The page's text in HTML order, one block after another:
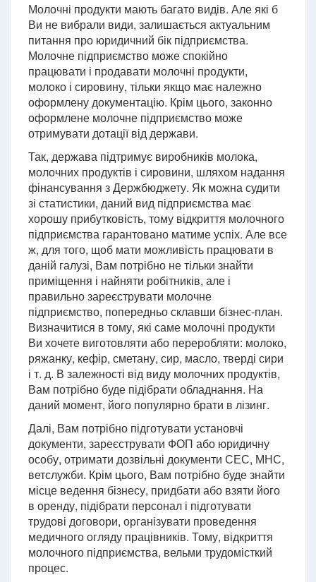
Молочні продукти мають багато видів. Але які б
Ви не вибрали види, залишається актуальним
питання про юридичний бік підприємства.
Молочне підприємство може спокійно
працювати і продавати молочні продукти,
молоко і сировину, тільки якщо має належно
оформлену документацію. Крім цього, законно
оформлене молочне підприємство може
отримувати дотації від держави.
Так, держава підтримує виробників молока,
молочних продуктів і сировини, шляхом надання
фінансування з Держбюджету. Як можна судити
зі статистики, даний вид підприємства має
хорошу прибутковість, тому відкриття молочного
підприємства гарантовано матиме успіх. Але все
ж, для того, щоб мати можливість працювати в
даній галузі, Вам потрібно не тільки знайти
приміщення і найняти робітників, але і
правильно зареєструвати молочне
підприємство, попередньо склавши бізнес-план.
Визначитися в тому, які саме молочні продукти
Ви хочете виготовляти або переробляти: молоко,
ряжанку, кефір, сметану, сир, масло, тверді сири
і т. д. В залежності від виду молочних продуктів,
Вам потрібно буде підібрати обладнання. На
даний момент, його популярно брати в лізинг.
Далі, Вам потрібно підготувати установчі
документи, зареєструвати ФОП або юридичну
особу, отримати дозвільні документи СЕС, МНС,
ветслужби. Крім цього, Вам потрібно буде знайти
місце ведення бізнесу, придбати або взяти його
в оренду, підібрати персонал і підготувати
трудові договори, організувати проведення
медичного огляду працівників. Тому, відкриття
молочного підприємства, вельми трудомісткий
процес.